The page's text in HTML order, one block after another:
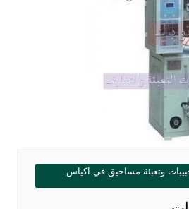
وتعبئة مساحيق في اكياس